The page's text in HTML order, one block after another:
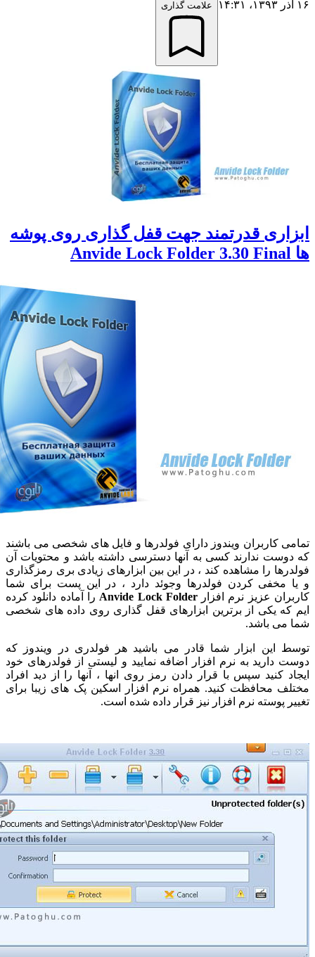
علامت گذاری
قدرتمند جهت قفل گذاری روی پوشه
کاربران ویندوز دارای فولدرها و فایل های شخصی می باشند
ندارند کسی به آنها دسترسی داشته باشد و محتویات آن
را مشاهده کند ، در این بین ابزارهای زیادی بری رمزگذاری
کردن فولدرها وجوئد دارد ، در این پست برای شما
عزیز نرم افزار
Anvide Lock Folderرا آماده دانلود کرده
یکی از برترین ابزارهای قفل گذاری روی داده های شخصی
باشد.
این ابزار شما قادر می باشید هر فولدری در ویندوز که
دارید به نرم افزار اضافه نمایید و لیستی از فولدرهای خود
کنید سپس با قرار دادن رمز روی انها ، آنها را از دید افراد
محافظت کنید. همراه نرم افزار اسکین پک های زیبا برای
پوسته نرم افزار نیز قرار داده شده است.